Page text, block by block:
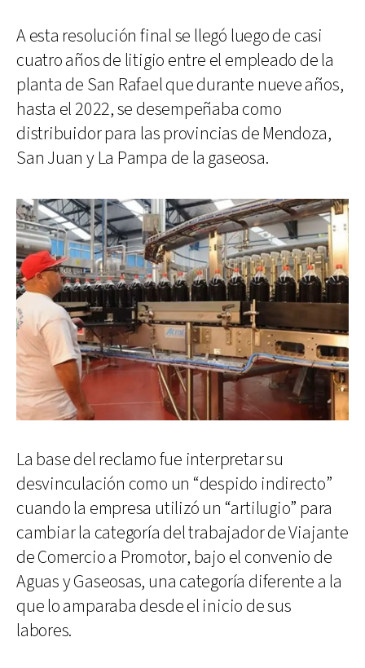
A esta resolución final se llegó luego de casi
cuatro años de litigio entre el empleado de la
planta de San Rafael que durante nueve años,
hasta el 2022, se desempeñaba como
distribuidor para las provincias de Mendoza,
San Juan y La Pampa de la gaseosa.
La base del reclamo fue interpretar su
desvinculación como un “despido indirecto”
cuando la empresa utilizó un “artilugio” para
cambiar la categoría del trabajador de Viajante
de Comercio a Promotor, bajo el convenio de
Aguas y Gaseosas, una categoría diferente a la
que lo amparaba desde el inicio de sus
labores.